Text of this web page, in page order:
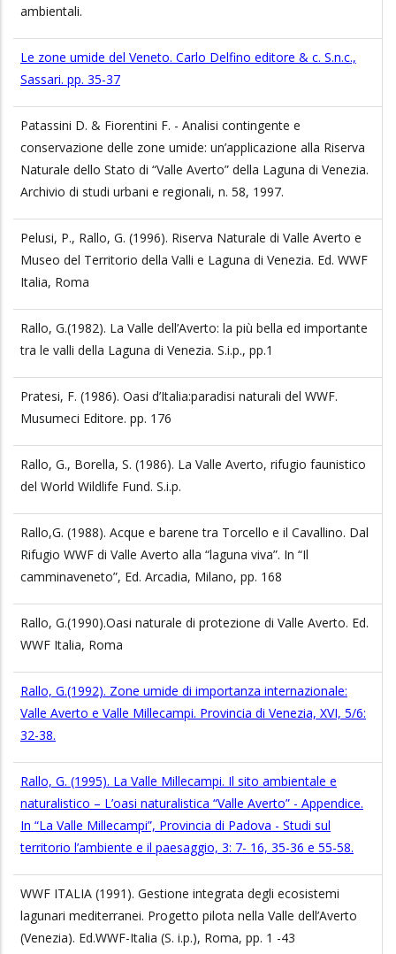
ambientali.
Le zone umide del Veneto. Carlo Delfino editore & c. S.n.c.,
Sassari. pp. 35-37
Patassini D. & Fiorentini F. - Analisi contingente e
conservazione delle zone umide: un’applicazione alla Riserva
Naturale dello Stato di “Valle Averto” della Laguna di Venezia.
Archivio di studi urbani e regionali, n. 58, 1997.
Pelusi, P., Rallo, G. (1996). Riserva Naturale di Valle Averto e
Museo del Territorio della Valli e Laguna di Venezia. Ed. WWF
Italia, Roma
Rallo, G.(1982). La Valle dell’Averto: la più bella ed importante
tra le valli della Laguna di Venezia. S.i.p., pp.1
Pratesi, F. (1986). Oasi d’Italia:paradisi naturali del WWF.
Musumeci Editore. pp. 176
Rallo, G., Borella, S. (1986). La Valle Averto, rifugio faunistico
del World Wildlife Fund. S.i.p.
Rallo,G. (1988). Acque e barene tra Torcello e il Cavallino. Dal
Rifugio WWF di Valle Averto alla “laguna viva”. In “Il
camminaveneto”, Ed. Arcadia, Milano, pp. 168
Rallo, G.(1990).Oasi naturale di protezione di Valle Averto. Ed.
WWF Italia, Roma
Rallo, G.(1992). Zone umide di importanza internazionale:
Valle Averto e Valle Millecampi. Provincia di Venezia, XVI, 5/6:
32-38.
Rallo, G. (1995). La Valle Millecampi. Il sito ambientale e
naturalistico – L’oasi naturalistica “Valle Averto” - Appendice.
In “La Valle Millecampi”, Provincia di Padova - Studi sul
territorio l’ambiente e il paesaggio, 3: 7- 16, 35-36 e 55-58.
WWF ITALIA (1991). Gestione integrata degli ecosistemi
lagunari mediterranei. Progetto pilota nella Valle dell’Averto
(Venezia). Ed.WWF-Italia (S. i.p.), Roma, pp. 1 -43